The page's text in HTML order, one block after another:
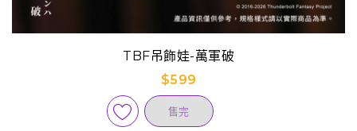
TBF吊飾娃-萬軍破
$599
售完